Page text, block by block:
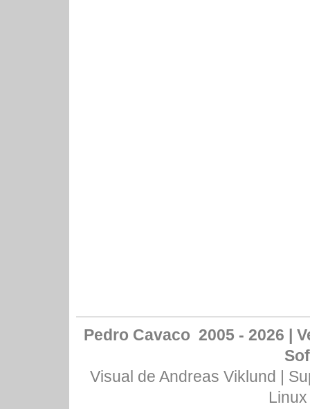
Pedro Cavaco 2005 - 2026 |
Visual de Andreas Viklund |
Linux